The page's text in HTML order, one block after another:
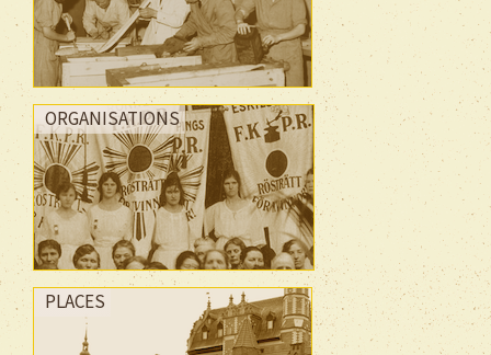
ORGANISATIONS
PLACES